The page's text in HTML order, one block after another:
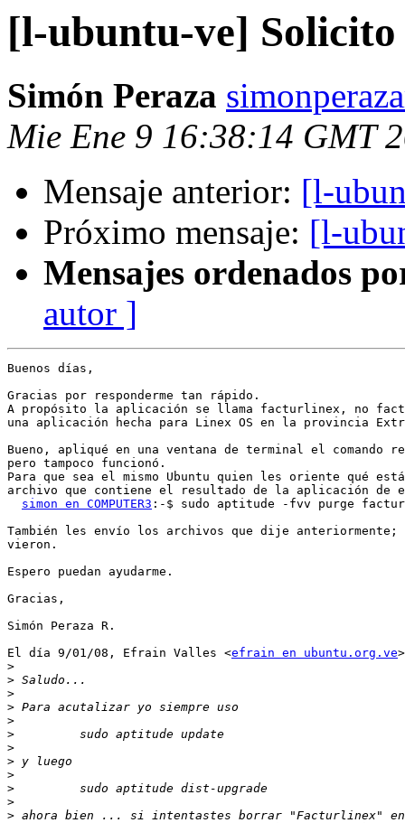
[l-ubuntu-ve] Solicito
Simón Peraza
Mie Ene 9 16:38:14 GMT
Mensaje anterior: [l-
Próximo mensaje: [l-
Mensajes ordenados
autor ]
Buenos días,
Gracias por responderme tan rápido.
A propósito la aplicación se llama facturlinex, no
una aplicación hecha para Linex OS en la provincia
Bueno, apliqué en una ventana de terminal el comando
pero tampoco funcionó.
Para que sea el mismo Ubuntu quien les oriente qué
archivo que contiene el resultado de la aplicación de
simon en COMPUTER3 :-$ sudo aptitude -fvv purge
También les envío los archivos que dije anteriormente;
vieron.
Espero puedan ayudarme.
Gracias,
Simón Peraza R.
El día 9/01/08, Efrain Valles <efrain en ubuntu.org.ve
>
>
>
>
>
>
>
>
>
>
>
>